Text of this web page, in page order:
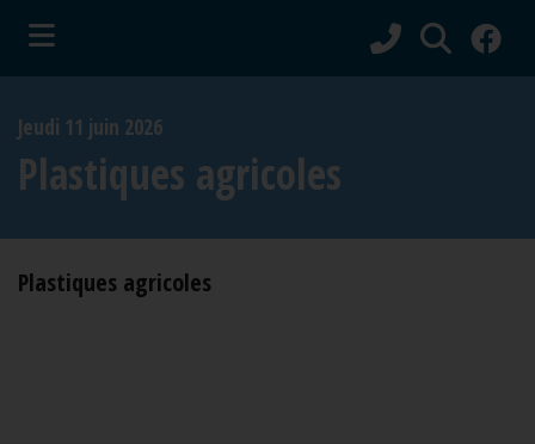
(Culture et tourisme )
Jeudi 11 juin 2026
Plastiques agricoles
Plastiques agricoles